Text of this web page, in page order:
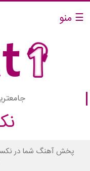
☰ منو
پخش آهنگ شما در